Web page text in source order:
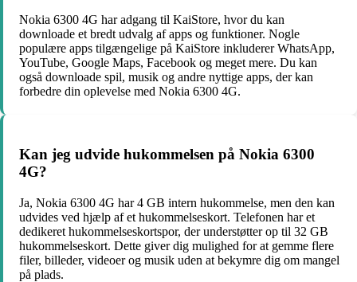
Nokia 6300 4G har adgang til KaiStore, hvor du kan
downloade et bredt udvalg af apps og funktioner. Nogle
populære apps tilgængelige på KaiStore inkluderer WhatsApp,
YouTube, Google Maps, Facebook og meget mere. Du kan
også downloade spil, musik og andre nyttige apps, der kan
forbedre din oplevelse med Nokia 6300 4G.
Kan jeg udvide hukommelsen på Nokia 6300
4G?
Ja, Nokia 6300 4G har 4 GB intern hukommelse, men den kan
udvides ved hjælp af et hukommelseskort. Telefonen har et
dedikeret hukommelseskortspor, der understøtter op til 32 GB
hukommelseskort. Dette giver dig mulighed for at gemme flere
filer, billeder, videoer og musik uden at bekymre dig om mangel
på plads.